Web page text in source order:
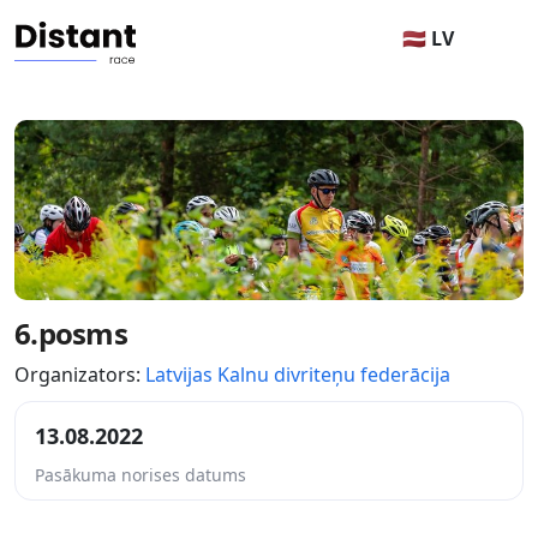
🇱🇻 LV
6.posms
Organizators: Latvijas Kalnu divriteņu federācija
13.08.2022
Pasākuma norises datums